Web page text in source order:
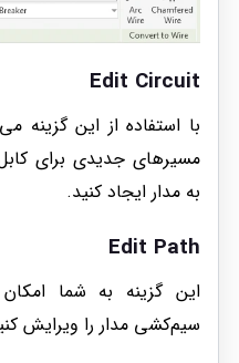
Edit Circuit
با استفاده از این گزینه
مسیرهای جدیدی برای
به مدار ایجاد کنید.
Edit Path
این گزینه به شما
سیم‌کشی مدار را ویرایش